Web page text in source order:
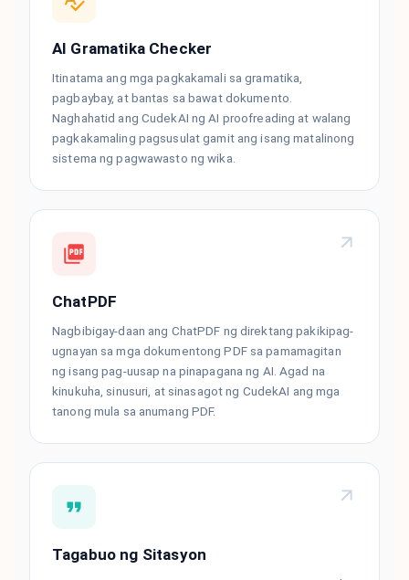
AI Gramatika Checker
Itinatama ang mga pagkakamali sa gramatika,
pagbaybay, at bantas sa bawat dokumento.
Naghahatid ang CudekAI ng AI proofreading at walang
pagkakamaling pagsusulat gamit ang isang matalinong
sistema ng pagwawasto ng wika.
ChatPDF
Nagbibigay-daan ang ChatPDF ng direktang pakikipag-
ugnayan sa mga dokumentong PDF sa pamamagitan
ng isang pag-uusap na pinapagana ng AI. Agad na
kinukuha, sinusuri, at sinasagot ng CudekAI ang mga
tanong mula sa anumang PDF.
Tagabuo ng Sitasyon